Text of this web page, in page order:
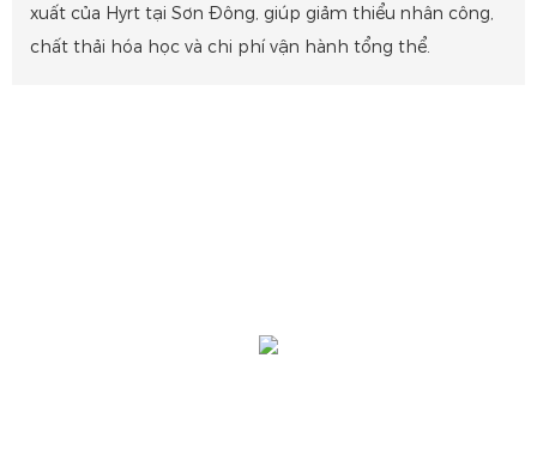
xuất của Hyrt tại Sơn Đông, giúp giảm thiểu nhân công,
chất thải hóa học và chi phí vận hành tổng thể.